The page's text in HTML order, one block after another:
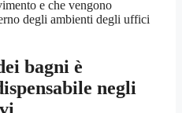
e che vengono
degli ambienti degli uffici
bagni è
negli